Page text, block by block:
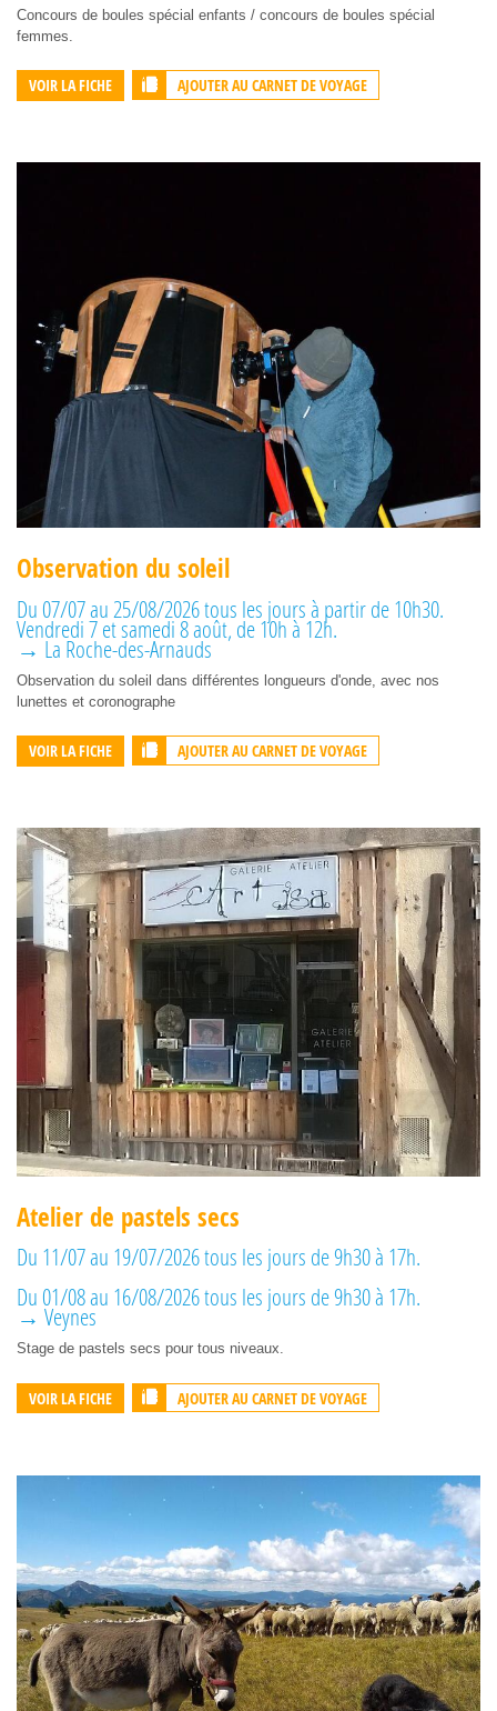
Concours de boules spécial enfants / concours de boules spécial
femmes.
VOIR LA FICHE AJOUTER AU CARNET DE VOYAGE
Observation du soleil
Du 07/07 au 25/08/2026 tous les jours à partir de 10h30.
Vendredi 7 et samedi 8 août, de 10h à 12h.
→ La Roche-des-Arnauds
Observation du soleil dans différentes longueurs d'onde, avec nos
lunettes et coronographe
VOIR LA FICHE AJOUTER AU CARNET DE VOYAGE
Atelier de pastels secs
Du 11/07 au 19/07/2026 tous les jours de 9h30 à 17h.
Du 01/08 au 16/08/2026 tous les jours de 9h30 à 17h.
→ Veynes
Stage de pastels secs pour tous niveaux.
VOIR LA FICHE AJOUTER AU CARNET DE VOYAGE